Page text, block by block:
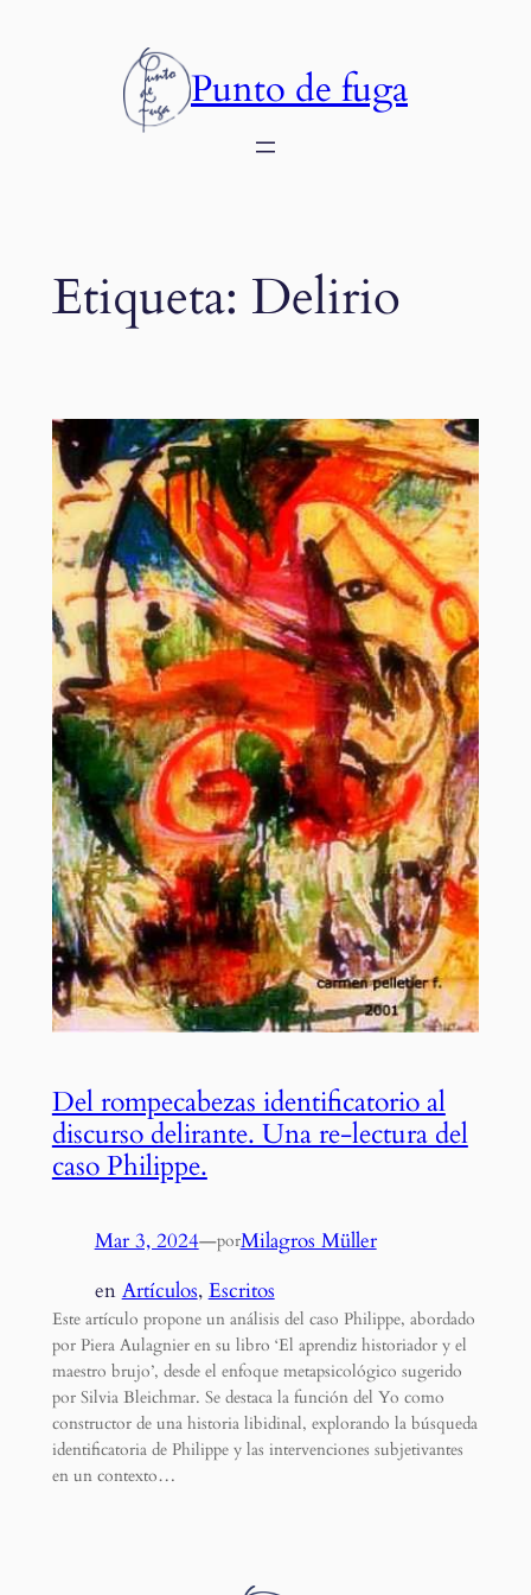
Punto de fuga
Etiqueta: Delirio
Del rompecabezas identificatorio al
discurso delirante. Una re-lectura del
caso Philippe.
Mar 3, 2024—porMilagros Müller
en Artículos, Escritos
Este artículo propone un análisis del caso Philippe, abordado
por Piera Aulagnier en su libro ‘El aprendiz historiador y el
maestro brujo’, desde el enfoque metapsicológico sugerido
por Silvia Bleichmar. Se destaca la función del Yo como
constructor de una historia libidinal, explorando la búsqueda
identificatoria de Philippe y las intervenciones subjetivantes
en un contexto…